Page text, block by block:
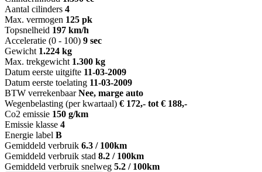
Aantal cilinders 4
Max. vermogen 125 pk
Topsnelheid 197 km/h
Acceleratie (0 - 100) 9 sec
Gewicht 1.224 kg
Max. trekgewicht 1.300 kg
Datum eerste uitgifte 11-03-2009
Datum eerste toelating 11-03-2009
BTW verrekenbaar Nee, marge auto
Wegenbelasting (per kwartaal) € 172,- tot € 188,-
Co2 emissie 150 g/km
Emissie klasse 4
Energie label B
Gemiddeld verbruik 6.3 / 100km
Gemiddeld verbruik stad 8.2 / 100km
Gemiddeld verbruik snelweg 5.2 / 100km